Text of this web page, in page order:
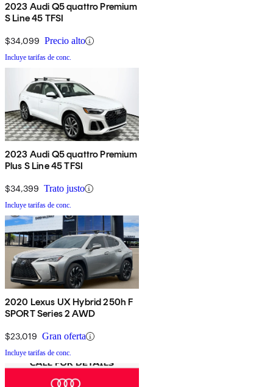
2023 Audi Q5 quattro Premium
S Line 45 TFSI
$34,099 Precio alto
Incluye tarifas de conc.
2023 Audi Q5 quattro Premium
Plus S Line 45 TFSI
$34,399 Trato justo
Incluye tarifas de conc.
2020 Lexus UX Hybrid 250h F
SPORT Series 2 AWD
$23,019 Gran oferta
Incluye tarifas de conc.